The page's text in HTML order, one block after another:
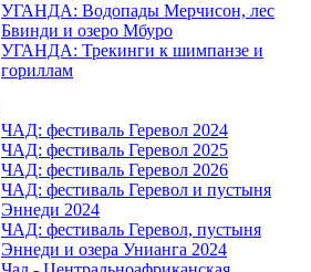
УГАНДА: Водопады Мерчисон, лес
Бвинди и озеро Мбуро
УГАНДА: Трекинги к шимпанзе и
гориллам
ЧАД: фестиваль Геревол 2024
ЧАД: фестиваль Геревол 2025
ЧАД: фестиваль Геревол 2026
ЧАД: фестиваль Геревол и пустыня
Эннеди 2024
ЧАД: фестиваль Геревол, пустыня
Эннеди и озера Унианга 2024